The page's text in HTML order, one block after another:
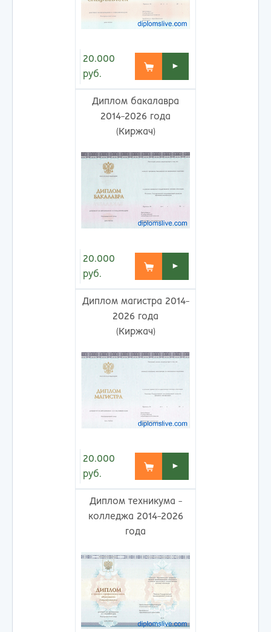
20.000
руб.
►
Диплом бакалавра
2014-2026 года
(Киржач)
20.000
руб.
►
Диплом магистра 2014-
2026 года
(Киржач)
20.000
руб.
►
Диплом техникума -
колледжа 2014-2026
года